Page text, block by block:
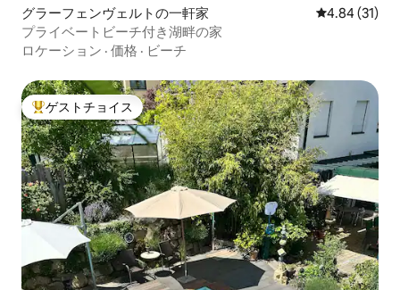
グラーフェンヴェルトの一軒家 レビュー31
4.84 (31)
プライベートビーチ付き湖畔の家
ロケーション · 価格 · ビーチ
大好評のゲストチョイスです。
ゲストチョイス